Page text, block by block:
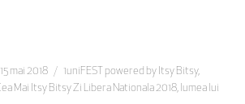
Publicat
pe
15 mai 2018 Categorii
1uniFEST powered by Itsy Bitsy,
Mai Itsy Bitsy Zi Libera Nationala 2018, lumea lui